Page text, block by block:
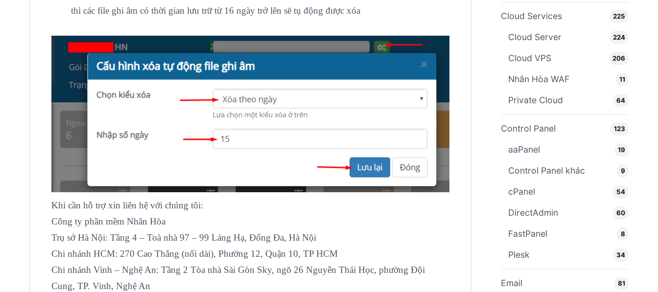
thì các file ghi âm có thời gian lưu trữ từ 16 ngày trở lên sẽ tụ động được xóa
Khi cần hỗ trợ xin liên hệ với chúng tôi:
Công ty phần mềm Nhân Hòa
Trụ sở Hà Nội: Tầng 4 – Toà nhà 97 – 99 Láng Hạ, Đống Đa, Hà Nội
Chi nhánh HCM: 270 Cao Thắng (nối dài), Phường 12, Quận 10, TP HCM
Chi nhánh Vinh – Nghệ An: Tầng 2 Tòa nhà Sài Gòn Sky, ngõ 26 Nguyễn Thái Học, phường Đội
Cung, TP. Vinh, Nghệ An
Cloud Services 225
Cloud Server 224
Cloud VPS 206
Nhân Hòa WAF 11
Private Cloud 64
Control Panel 123
aaPanel 19
Control Panel khác 9
cPanel 54
DirectAdmin 60
FastPanel 8
Plesk 34
Email 81